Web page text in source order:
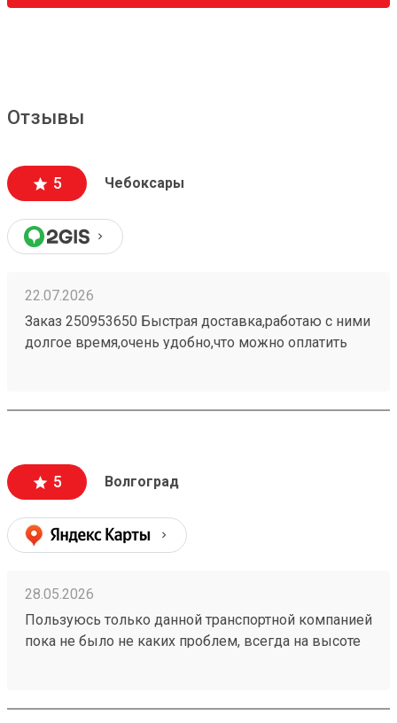
Отзывы
5 Чебоксары
22.07.2026
Заказ 250953650 Быстрая доставка,работаю с ними
долгое время,очень удобно,что можно оплатить
для распаковки
5 Волгоград
28.05.2026
Пользуюсь только данной транспортной компанией
пока не было не каких проблем, всегда на высоте